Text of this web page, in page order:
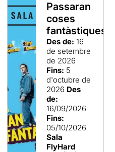
Passaran
coses
fantàstiques
Des de: 16
de setembre
de 2026
Fins: 5
d'octubre de
2026 Des
de:
16/09/2026
Fins:
05/10/2026
Sala
FlyHard